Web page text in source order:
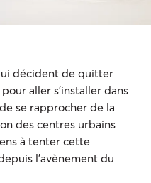
décident de quitter
aller s’installer dans
se rapprocher de la
des centres urbains
à tenter cette
l’avènement du